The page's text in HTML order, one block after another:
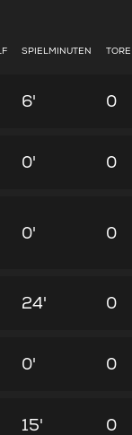
SPIELMINUTEN TORE
6' 0
0' 0
0' 0
24' 0
0' 0
15' 0